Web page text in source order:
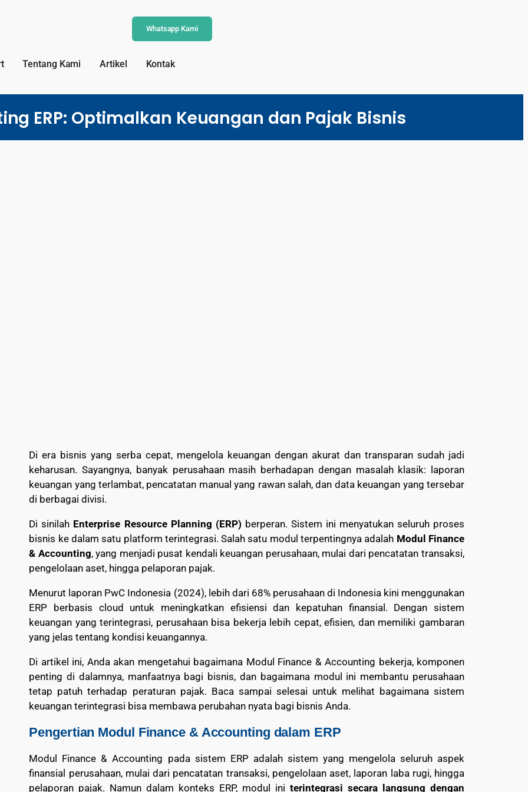
Whatsapp Kami
Tentang Kami Artikel Kontak
ERP: Optimalkan Keuangan dan Pajak Bisnis
Di era bisnis yang serba cepat, mengelola keuangan dengan akurat dan transparan sudah jadi
keharusan. Sayangnya, banyak perusahaan masih berhadapan dengan masalah klasik: laporan
keuangan yang terlambat, pencatatan manual yang rawan salah, dan data keuangan yang tersebar
di berbagai divisi.
Di sinilah Enterprise Resource Planning (ERP) berperan. Sistem ini menyatukan seluruh proses
bisnis ke dalam satu platform terintegrasi. Salah satu modul terpentingnya adalah Modul Finance
& Accounting, yang menjadi pusat kendali keuangan perusahaan, mulai dari pencatatan transaksi,
pengelolaan aset, hingga pelaporan pajak.
Menurut laporan PwC Indonesia (2024), lebih dari 68% perusahaan di Indonesia kini menggunakan
ERP berbasis cloud untuk meningkatkan efisiensi dan kepatuhan finansial. Dengan sistem
keuangan yang terintegrasi, perusahaan bisa bekerja lebih cepat, efisien, dan memiliki gambaran
yang jelas tentang kondisi keuangannya.
Di artikel ini, Anda akan mengetahui bagaimana Modul Finance & Accounting bekerja, komponen
penting di dalamnya, manfaatnya bagi bisnis, dan bagaimana modul ini membantu perusahaan
tetap patuh terhadap peraturan pajak. Baca sampai selesai untuk melihat bagaimana sistem
keuangan terintegrasi bisa membawa perubahan nyata bagi bisnis Anda.
Pengertian Modul Finance & Accounting dalam ERP
Modul Finance & Accounting pada sistem ERP adalah sistem yang mengelola seluruh aspek
finansial perusahaan, mulai dari pencatatan transaksi, pengelolaan aset, laporan laba rugi, hingga
pelaporan pajak. Namun dalam konteks ERP, modul initerintegrasi secara langsung dengan